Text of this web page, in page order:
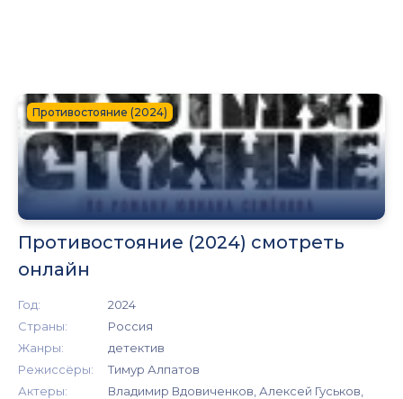
Противостояние (2024)
Противостояние (2024) смотреть
онлайн
Год:
2024
Страны:
Россия
Жанры:
детектив
Режиссёры:
Тимур Алпатов
Актеры:
Владимир Вдовиченков, Алексей Гуськов,